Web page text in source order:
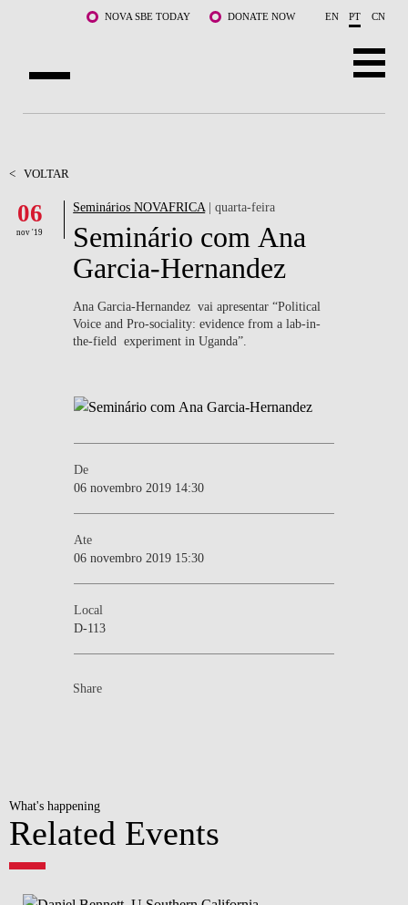
Saltar para o conteúdo principalNOVA SBE TODAY DONATE NOW EN PT CN
DOCENTES E INVESTIGAÇÃO
COMUNIDADE
WHAT'S HAPPENING
< VOLTAR
06
nov '19
Seminários NOVAFRICA| quarta-feira
Seminário com Ana
Garcia-Hernandez
Ana Garcia-Hernandez vai apresentar “Political
Voice and Pro-sociality: evidence from a lab-in-
the-field experiment in Uganda”.
De
06 novembro 2019 14:30
Ate
06 novembro 2019 15:30
Local
D-113
Share
What's happening
Related Events